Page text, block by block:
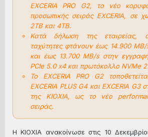
EXCERIA PRO G2, το νέο
προσωπικής σειράς EXCERIA, σε
2TB και 4TB.
Κατά δήλωση της εταιρείας,
ταχύτητες φτάνουν έως 14.900
και έως 13.700 MB/s στην
PCIe 5.0 x4 και πρωτόκολλο NVMe
Το EXCERIA PRO G2
EXCERIA PLUS G4 και EXCERIA G3
της KIOXIA, ως το νέο
σειράς.
Η KIOXIA ανακοίνωσε στις 10